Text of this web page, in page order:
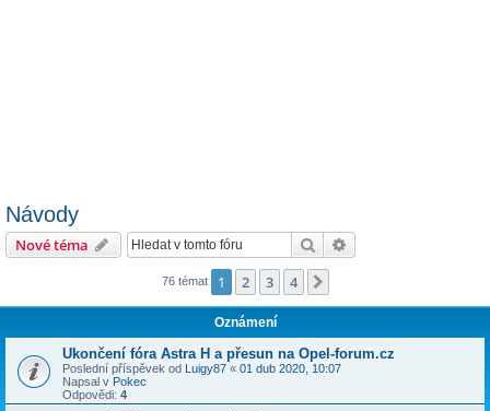
Návody
Nové téma Hledat
76 témat 1 2 3 4
Oznámení
Ukončení fóra Astra H a přesun na Opel-forum.cz
Poslední příspěvek od Luigy87 « 01 dub 2020, 10:07
Napsal v Pokec
Odpovědi: 4